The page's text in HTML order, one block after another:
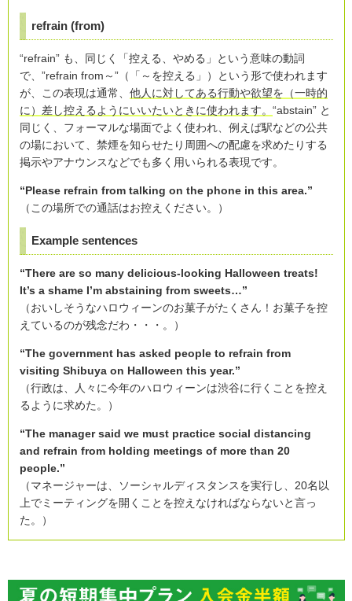
refrain (from)
“refrain” も、同じく「控える、やめる」という意味の動詞
で、”refrain from～”（「～を控える」）という形で使われます
が、この表現は通常、 他人に対してある行動や欲望を（一時的
に）差し控えるようにいいたいときに使われます。 “abstain” と
同じく、フォーマルな場面でよく使われ、例えば駅などの公共
の場において、禁煙を知らせたり周囲への配慮を求めたりする
掲示やアナウンスなどでも多く用いられる表現です。
“Please refrain from talking on the phone in this area.”
（この場所での通話はお控えください。）
Example sentences
“There are so many delicious-looking Halloween treats!
It’s a shame I’m abstaining from sweets…”
（おいしそうなハロウィーンのお菓子がたくさん！お菓子を控
えているのが残念だわ・・・。）
“The government has asked people to refrain from
visiting Shibuya on Halloween this year.”
（行政は、人々に今年のハロウィーンは渋谷に行くことを控え
るように求めた。）
“The manager said we must practice social distancing
and refrain from holding meetings of more than 20
people.”
（マネージャーは、ソーシャルディスタンスを実行し、20名以
上でミーティングを開くことを控えなければならないと言っ
た。）